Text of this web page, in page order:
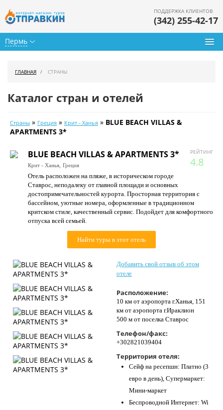
Пермь
ПОДДЕРЖКА КЛИЕНТОВ
(342) 255-42-17
Календарь туров
Цены дня
Страны
Как купить
О нас
ГЛАВНАЯ СТРАНЫ
Каталог стран и отелей
Страны » Греция » Крит - Ханья » BLUE BEACH VILLAS &
APARTMENTS 3*
РЕЙТИНГ
4.8
BLUE BEACH VILLAS & APARTMENTS 3*
Крит - Ханья, Греция
Отель расположен на пляже, в историческом городе
Ставрос, неподалеку от главной площади и основных
достопримечательностей курорта. Просторная территория с
бассейном, уютные номера, оформленные в традиционном
критском стиле, качественный сервис. Подойдет для комфортного
отпуска всей семьей.
Найти туры в этот отель
Добавить свой отзыв об этом
отеле
Расположение:
10 км от аэропорта г.Ханья, 151
км от аэропорта г.Ираклион
500 м от поселка Ставрос
Телефон/факс:
+302821039404
Территория отеля:
Сейф на ресепшн: Платно (3
евро в день), Супермаркет:
Мини-маркет
Беспроводной Интернет: Wi